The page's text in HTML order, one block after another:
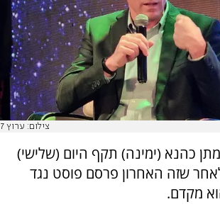
צילום: ערוץ 7
כהנא (ימינה) תקף היום (שלישי)
שזה האחרון פרסם פוסט נגד
מקדם.